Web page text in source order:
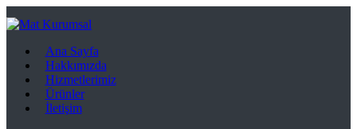
Ana Sayfa
Hakkımızda
Hizmetlerimiz
Ürünler
İletişim